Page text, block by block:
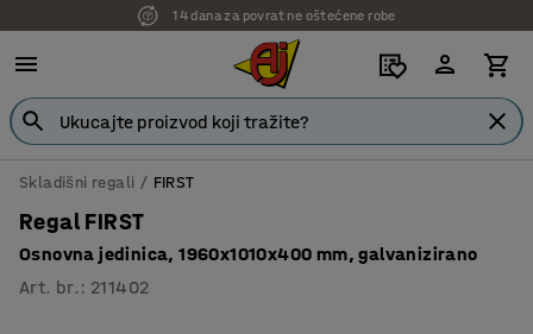
7 godina garancije
Skladišni regali FIRST
Regal FIRST
Osnovna jedinica, 1960x1010x400 mm, galvanizirano
Art. br. : 211402